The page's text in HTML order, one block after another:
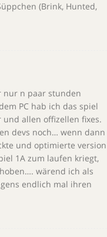
(Brink, Hunted,
nur n paar stunden
PC hab ich das spiel
allen offizellen fixes.
devs noch… wenn dann
und optimierte version
1A zum laufen kriegt,
wärend ich als
endlich mal ihren